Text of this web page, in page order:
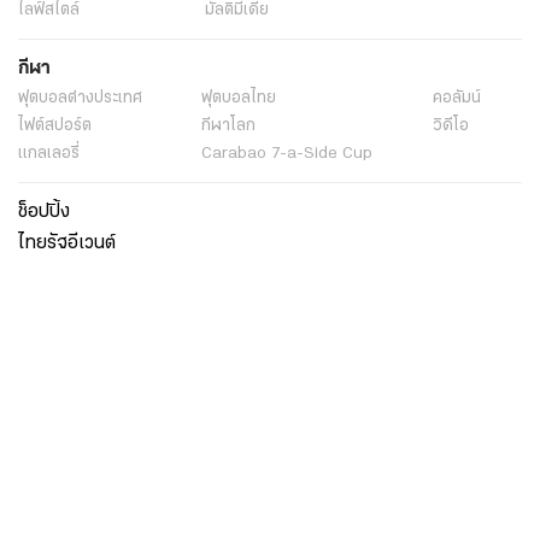
ไลฟ์สไตล์
มัลติมีเดีย
กีฬา
ฟุตบอลต่่างประเทศ ฟุตบอลไทย
คอลัมน์
ไฟต์สปอร์ต
กีฬาโลก
วิดีโอ
แกลเลอรี่
Carabao 7-a-Side Cup
ช็อปปิ้ง
ไทยรัฐอีเวนต์